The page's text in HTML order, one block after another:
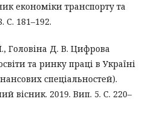
економіки транспорту та
С. 181–192.
Головіна Д. В. Цифрова
та ринку праці в Україні
спеціальностей).
вісник. 2019. Вип. 5. С. 220–